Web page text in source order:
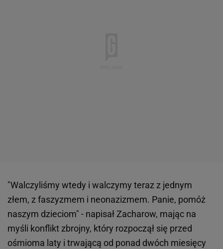
"Walczyliśmy wtedy i walczymy teraz z jednym
złem, z faszyzmem i neonazizmem. Panie, pomóż
naszym dzieciom" - napisał Zacharow, mając na
myśli konflikt zbrojny, który rozpoczął się przed
ośmioma laty i trwającą od ponad dwóch miesięcy